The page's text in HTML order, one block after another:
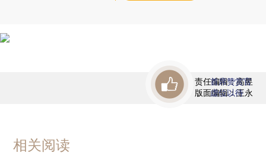
责任编辑：高昱
版面编辑：王永
首席赞赏官
虚位以待
相关阅读